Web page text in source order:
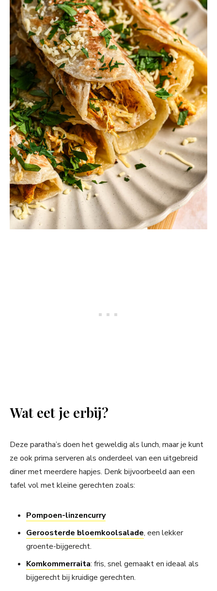
Wat eet je erbij?
Deze paratha’s doen het geweldig als lunch, maar je kunt
ze ook prima serveren als onderdeel van een uitgebreid
diner met meerdere hapjes. Denk bijvoorbeeld aan een
tafel vol met kleine gerechten zoals:
Pompoen-linzencurry
Geroosterde bloemkoolsalade, een lekker
groente-bijgerecht.
Komkommerraita: fris, snel gemaakt en ideaal als
bijgerecht bij kruidige gerechten.